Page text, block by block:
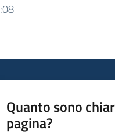
Quanto sono
pagina?